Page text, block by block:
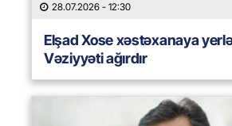
28.07.2026 - 12:30
Elşad Xose xəstəxanaya
Vəziyyəti ağırdır